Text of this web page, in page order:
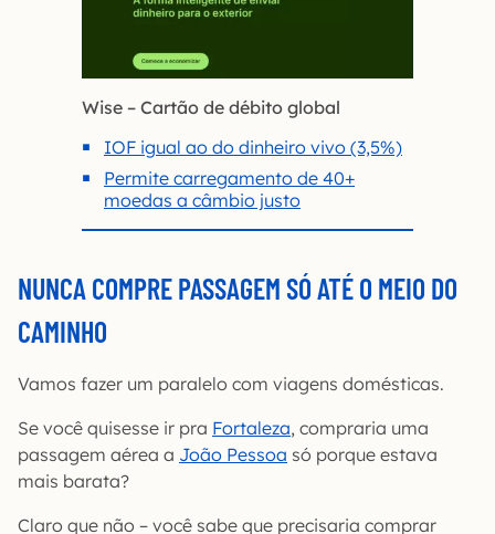
Wise – Cartão de débito global
IOF igual ao do dinheiro vivo (3,5%)
Permite carregamento de 40+
moedas a câmbio justo
NUNCA COMPRE PASSAGEM SÓ ATÉ O MEIO DO
CAMINHO
Vamos fazer um paralelo com viagens domésticas.
Se você quisesse ir pra Fortaleza, compraria uma
passagem aérea a João Pessoa só porque estava
mais barata?
Claro que não – você sabe que precisaria comprar